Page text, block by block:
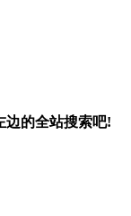
边的全站搜索吧!